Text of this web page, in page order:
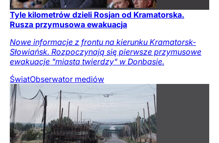
Tyle kilometrów dzieli Rosjan od Kramatorska.
Rusza przymusowa ewakuacja
Nowe informacje z frontu na kierunku Kramatorsk-
Słowiańsk. Rozpoczynają się pierwsze przymusowe
ewakuacje "miasta twierdzy" w Donbasie.
ŚwiatObserwator mediów